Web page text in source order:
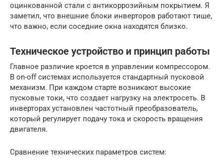
оцинкованной стали с антикоррозийным покрытием. Я
заметил, что внешние блоки инверторов работают тише,
что важно, если соседние окна находятся близко.
Техническое устройство и принцип работы
Главное различие кроется в управлении компрессором.
В on-off системах используется стандартный пусковой
механизм. При каждом старте возникают высокие
пусковые токи, что создает нагрузку на электросеть. В
инверторах установлен частотный преобразователь,
который регулирует подачу тока и скорость вращения
двигателя.
Сравнение технических параметров систем: